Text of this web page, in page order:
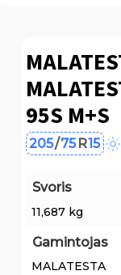
95S M+S
205/75R15
Svoris
11,687 kg
Gamintojas
MALATESTA